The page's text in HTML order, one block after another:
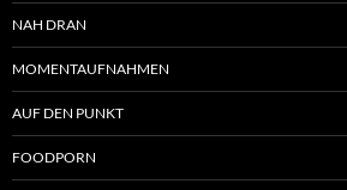
NAH DRAN
MOMENTAUFNAHMEN
AUF DEN PUNKT
FOODPORN